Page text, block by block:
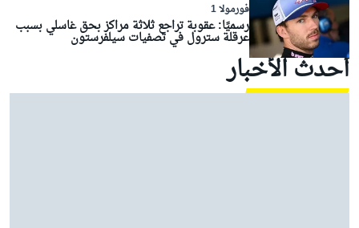
فورمولا 1
رسميًا: عقوبة تراجع ثلاثة مراكز بحق غاسلي بسبب
عرقلة سترول في تصفيات سيلفرستون
أحدث الأخبار